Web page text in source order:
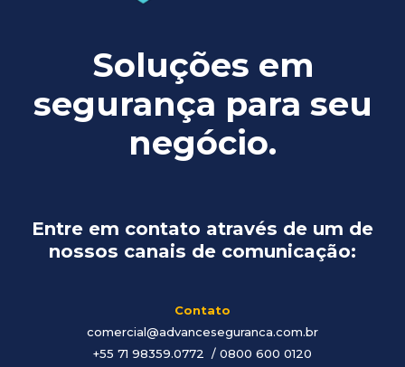
Soluções em
segurança para seu
negócio.
Entre em contato através de um de
nossos canais de comunicação:
Contato
comercial@advanceseguranca.com.br
+55 71 98359.0772 / 0800 600 0120